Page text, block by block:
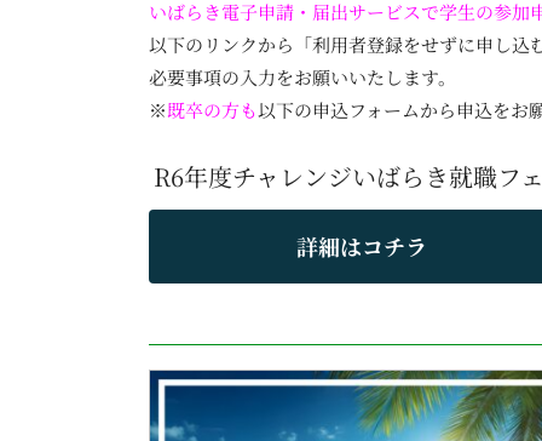
いばらき電子申請・届出サービスで学生の参加
以下のリンクから「利用者登録をせずに申し込
必要事項の入力をお願いいたします。
※既卒の方も以下の申込フォームから申込をお
R6年度チャレンジいばらき就職フ
詳細はコチラ